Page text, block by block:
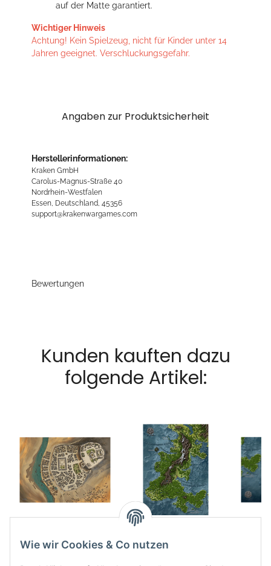
auf der Matte garantiert.
Wichtiger Hinweis
Achtung! Kein Spielzeug, nicht für Kinder unter 14
Jahren geeignet. Verschluckungsgefahr.
Angaben zur Produktsicherheit
Herstellerinformationen:
Kraken GmbH
Carolus-Magnus-Straße 40
Nordrhein-Westfalen
Essen, Deutschland, 45356
support@krakenwargames.com
Bewertungen
Kunden kauften dazu
folgende Artikel:
Spielmatte Unau
Spielmatte
Dschungel Teil 1
20,49 €
Wie wir Cookies & Co nutzen